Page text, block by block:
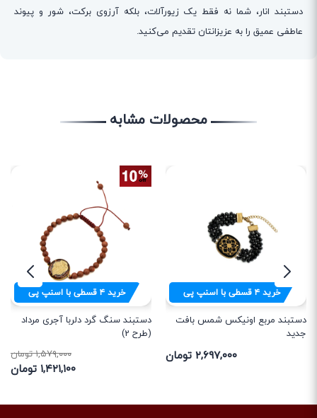
دستبند انار، شما نه فقط یک زیورآلات، بلکه آرزوی برکت، شور و پیوند
عاطفی عمیق را به عزیزانتان تقدیم می‌کنید.
محصولات مشابه
خرید۴قسطی با اسنپ پی
دستبند مربع اونیکس شمس بافت
جدید
۲,۶۹۷,۰۰۰ تومان
خرید۴قسطی با اسنپ پی
دستبند سنگ گرد دلربا آجری مرداد
(طرح 2)
۱,۵۷۹,۰۰۰ تومان
۱,۴۲۱,۱۰۰ تومان